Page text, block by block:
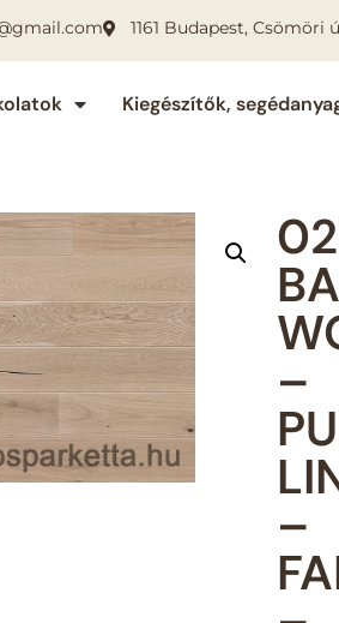
1161 Budapest, Csömöri
Kiegészítők,
–
–